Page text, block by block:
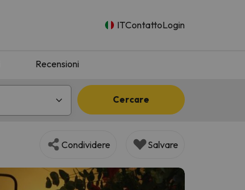
ITContattoLogin
Recensioni
Cercare
Condividere Salvare